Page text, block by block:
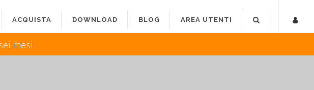
ACQUISTA DOWNLOAD BLOG AREA UTENTI
mesi